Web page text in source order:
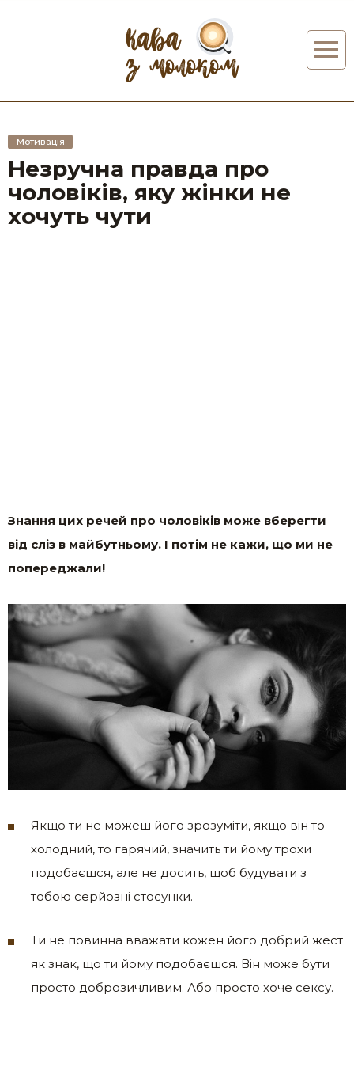
Мотивація
Незручна правда про
чоловіків, яку жінки не
хочуть чути
Знання цих речей про чоловіків може вберегти
від сліз в майбутньому. І потім не кажи, що ми не
попереджали!
Якщо ти не можеш його зрозуміти, якщо він то
холодний, то гарячий, значить ти йому трохи
подобаєшся, але не досить, щоб будувати з
тобою серйозні стосунки.
Ти не повинна вважати кожен його добрий жест
як знак, що ти йому подобаєшся. Він може бути
просто доброзичливим. Або просто хоче сексу.